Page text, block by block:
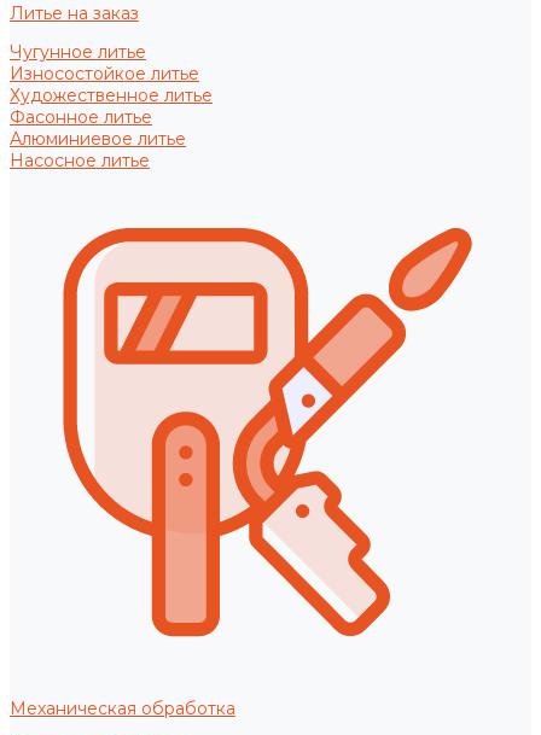
Литье на заказ
Чугунное литье
Износостойкое литье
Художественное литье
Фасонное литье
Алюминиевое литье
Насосное литье
Механическая обработка